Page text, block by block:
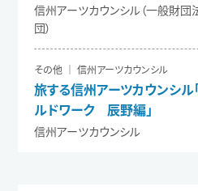
信州アーツカウンシル（一般財
団）
その他 ｜ 信州アーツカウンシル
旅する信州アーツカウンシル
ルドワーク 辰野編」
信州アーツカウンシル